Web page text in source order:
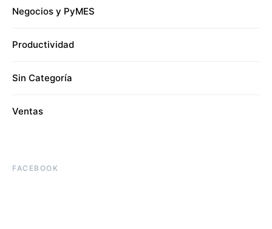
Negocios y PyMES
Productividad
Sin Categoría
Ventas
FACEBOOK